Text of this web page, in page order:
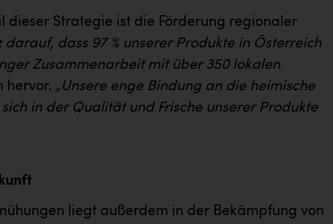
dieser Strategie ist die Förderung regionaler
darauf, dass 97 % unserer Produkte in Österreich
Zusammenarbeit mit über 350 lokalen
hervor. „Unsere enge Bindung an die heimische
in der Qualität und Frische unserer Produkte
liegt außerdem in der Bekämpfung von